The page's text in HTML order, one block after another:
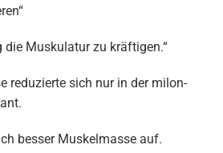
Muskulatur zu kräftigen.“
reduzierte sich nur in der milon-
besser Muskelmasse auf.